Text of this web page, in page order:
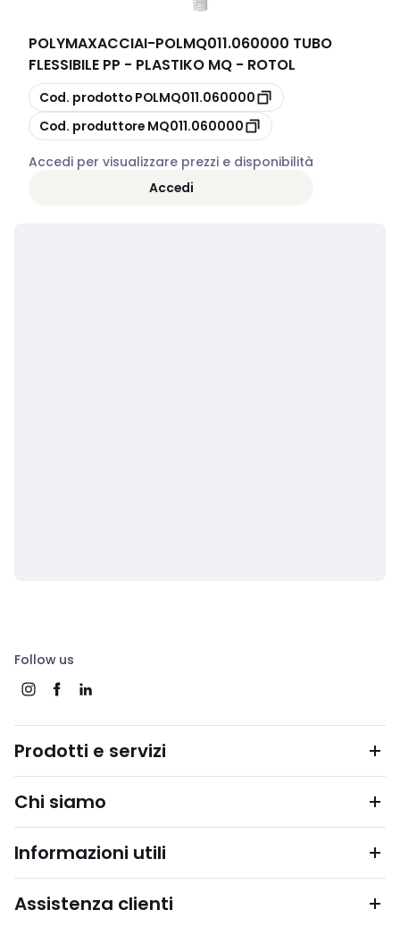
POLYMAXACCIAI-POLMQ011.060000 TUBO
FLESSIBILE PP - PLASTIKO MQ - ROTOL
copia
Cod. prodotto POLMQ011.060000
copia
Cod. produttore MQ011.060000
Accedi per visualizzare prezzi e disponibilità
Accedi
Follow us
Prodotti e servizi
Chi siamo
Informazioni utili
Assistenza clienti